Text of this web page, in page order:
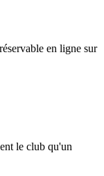
en ligne sur
le club qu'un